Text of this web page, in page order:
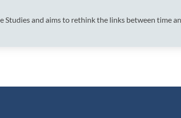
and aims to rethink the links between time